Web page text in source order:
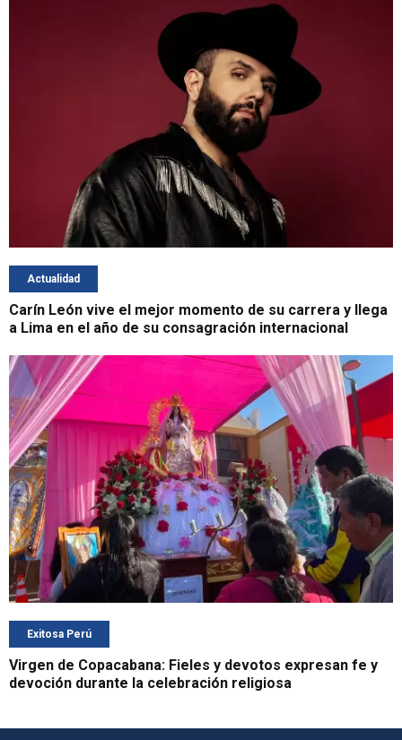
Actualidad
Carín León vive el mejor momento de su carrera y llega
a Lima en el año de su consagración internacional
Exitosa Perú
Virgen de Copacabana: Fieles y devotos expresan fe y
devoción durante la celebración religiosa